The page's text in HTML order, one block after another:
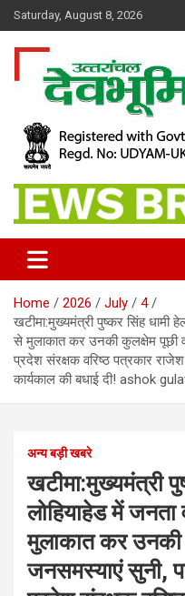
Skip
to
content
Saturday, August 8, 2026
Dev Bhoomi
Home 2026 July
4
खटीमा:मुख्यमंत्री पुष्कर सिंह धामी
से मुलाकात कर उनकी कुलक्षेम पूछी
प्रदेश संरक्षक वरिष्ठ पत्रकार
कार्यकाल की बधाई दी! ashok
अन्य बड़ी खबरे
खटीमा:मुख्यमंत्री
लोहियाहेड में जनता
मुलाकात कर उनकी
जनसमस्याएं सुनी,